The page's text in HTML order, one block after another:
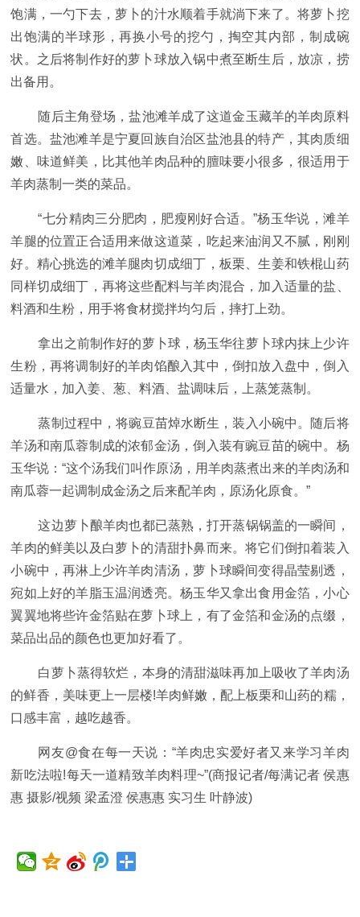
饱满，一勺下去，萝卜的汁水顺着手就淌下来了。将萝卜挖
出饱满的半球形，再换小号的挖勺，掏空其内部，制成碗
状。之后将制作好的萝卜球放入锅中煮至断生后，放凉，捞
出备用。
随后主角登场，盐池滩羊成了这道金玉藏羊的羊肉原料
首选。盐池滩羊是宁夏回族自治区盐池县的特产，其肉质细
嫩、味道鲜美，比其他羊肉品种的膻味要小很多，很适用于
羊肉蒸制一类的菜品。
“七分精肉三分肥肉，肥瘦刚好合适。”杨玉华说，滩羊
羊腿的位置正合适用来做这道菜，吃起来油润又不腻，刚刚
好。精心挑选的滩羊腿肉切成细丁，板栗、生姜和铁棍山药
同样切成细丁，再将这些配料与羊肉混合，加入适量的盐、
料酒和生粉，用手将食材搅拌均匀后，摔打上劲。
拿出之前制作好的萝卜球，杨玉华往萝卜球内抹上少许
生粉，再将调制好的羊肉馅酿入其中，倒扣放入盘中，倒入
适量水，加入姜、葱、料酒、盐调味后，上蒸笼蒸制。
蒸制过程中，将豌豆苗焯水断生，装入小碗中。随后将
羊汤和南瓜蓉制成的浓郁金汤，倒入装有豌豆苗的碗中。杨
玉华说：“这个汤我们叫作原汤，用羊肉蒸煮出来的羊肉汤和
南瓜蓉一起调制成金汤之后来配羊肉，原汤化原食。”
这边萝卜酿羊肉也都已蒸熟，打开蒸锅锅盖的一瞬间，
羊肉的鲜美以及白萝卜的清甜扑鼻而来。将它们倒扣着装入
小碗中，再淋上少许羊肉清汤，萝卜球瞬间变得晶莹剔透，
宛如上好的羊脂玉温润透亮。杨玉华又拿出食用金箔，小心
翼翼地将些许金箔贴在萝卜球上，有了金箔和金汤的点缀，
菜品出品的颜色也更加好看了。
白萝卜蒸得软烂，本身的清甜滋味再加上吸收了羊肉汤
的鲜香，美味更上一层楼!羊肉鲜嫩，配上板栗和山药的糯，
口感丰富，越吃越香。
网友@食在每一天说：“羊肉忠实爱好者又来学习羊肉
新吃法啦!每天一道精致羊肉料理~”(商报记者/每满记者 侯惠
惠 摄影/视频 梁孟澄 侯惠惠 实习生 叶静波)